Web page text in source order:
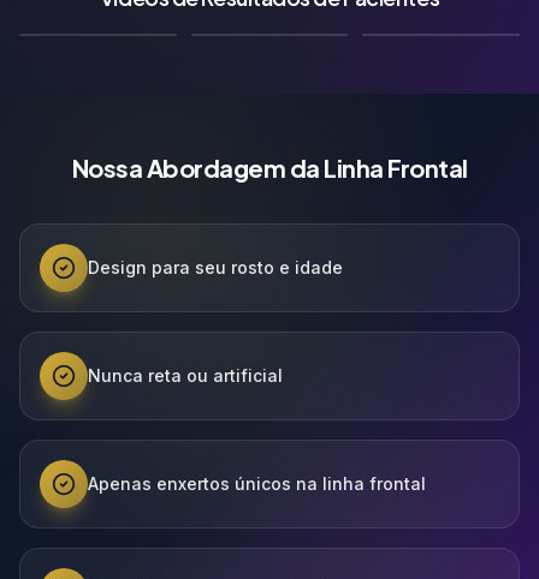
Nossa Abordagem da Linha Frontal
Design para seu rosto e idade
Nunca reta ou artificial
Apenas enxertos únicos na linha frontal